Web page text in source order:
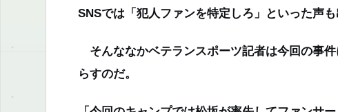
SNSでは「犯人ファンを特定しろ」といった声も
そんななかベテランスポーツ記者は今回の事
らすのだ。